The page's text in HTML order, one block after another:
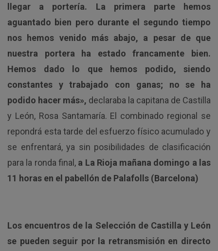
llegar a portería. La primera parte hemos
aguantado bien pero durante el segundo tiempo
nos hemos venido más abajo, a pesar de que
nuestra portera ha estado francamente bien.
Hemos dado lo que hemos podido, siendo
constantes y trabajado con ganas; no se ha
podido hacer más», declaraba la capitana de Castilla
y León, Rosa Santamaría. El combinado regional se
repondrá esta tarde del esfuerzo físico acumulado y
se enfrentará, ya sin posibilidades de clasificación
para la ronda final,a La Rioja mañana domingo a las
11 horas en el pabellón de Palafolls (Barcelona)
Los encuentros de la Selección de Castilla y León
se pueden seguir por la retransmisión en directo